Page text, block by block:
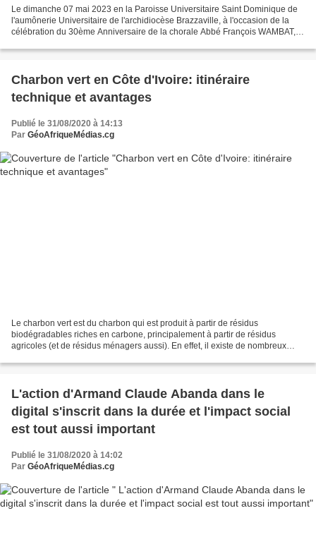
Le dimanche 07 mai 2023 en la Paroisse Universitaire Saint Dominique de
l'aumônerie Universitaire de l'archidiocèse Brazzaville, à l'occasion de la
célébration du 30ème Anniversaire de la chorale Abbé François WAMBAT,
Charbon vert en Côte d'Ivoire: itinéraire
technique et avantages
Publié le 31/08/2020 à 14:13
Par GéoAfriqueMédias.cg
Le charbon vert est du charbon qui est produit à partir de résidus
biodégradables riches en carbone, principalement à partir de résidus
agricoles (et de résidus ménagers aussi). En effet, il existe de nombreux
L'action d'Armand Claude Abanda dans le
digital s'inscrit dans la durée et l'impact social
est tout aussi important
Publié le 31/08/2020 à 14:02
Par GéoAfriqueMédias.cg